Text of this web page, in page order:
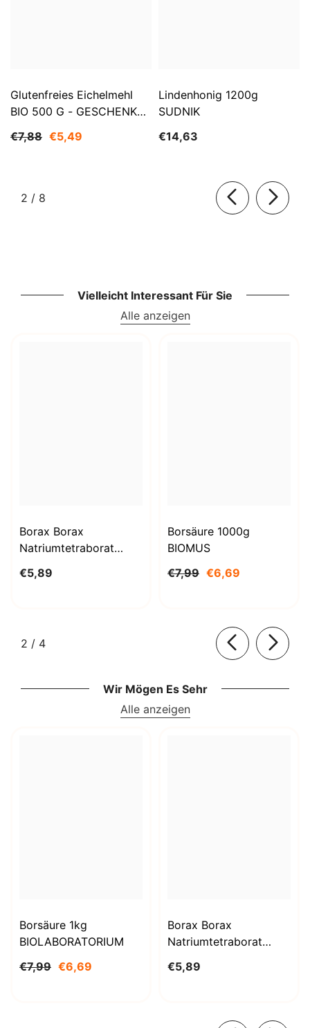
Glutenfreies Eichelmehl
BIO 500 G - GESCHENKE
€7,88 €5,49
Lindenhonig 1200g
SUDNIK
€14,63
2 / von
8
Vielleicht Interessant Für Sie
Alle anzeigen
Borax Borax
Natriumtetraborat
STANLAB
€5,89
Borsäure 1000g
BIOMUS
€7,99 €6,69
2 / von
4
Wir Mögen Es Sehr
Alle anzeigen
Borsäure 1kg
BIOLABORATORIUM
€7,99 €6,69
Borax Borax
Natriumtetraborat
BioLaboratorium
€5,89